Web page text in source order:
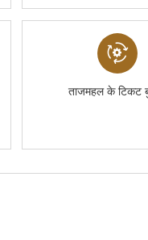
ताजमहल के टिकट